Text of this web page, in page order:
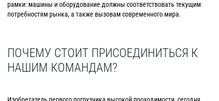
рамки: машины и оборудование должны соответствовать текущим
потребностям рынка, а также вызовам современного мира.
ПОЧЕМУ СТОИТ ПРИСОЕДИНИТЬСЯ К
НАШИМ КОМАНДАМ?